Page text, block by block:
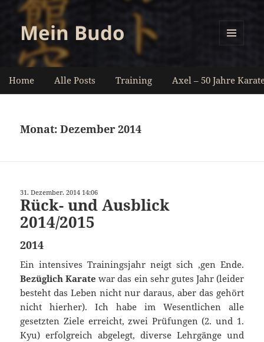
Mein Budo
Home Alle Posts Training Axel – 50 Jahre
Monat:Dezember 2014
31. Dezember. 2014 14:06
Rück- und Ausblick
2014/2015
2014
Ein intensives Trainingsjahr neigt sich ‚gen Ende.
Bezüglich Karate war das ein sehr gutes Jahr (leider
besteht das Leben nicht nur daraus, aber das gehört
nicht hierher). Ich habe im Wesentlichen alle
gesetzten Ziele erreicht, zwei Prüfungen (2. und 1.
Kyu) erfolgreich abgelegt, diverse Lehrgänge und